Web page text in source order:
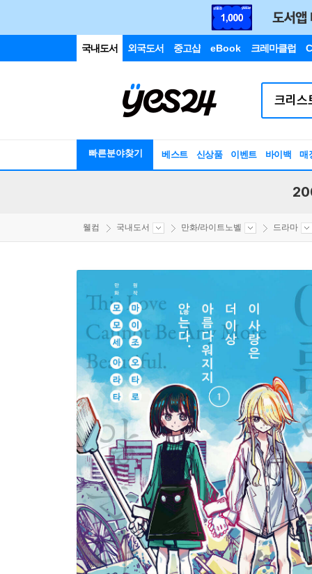
국내도서 외국도서 중고샵 eBook 크레마클럽
빠른분야찾기 베스트 신상품 이벤트 바이백 매
웰컴 국내도서 만화/라이트노벨 드라마